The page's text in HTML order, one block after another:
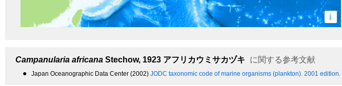
i
Campanularia africana Stechow, 1923 アフリカウミサカヅキ に関する参考文献
● Japan Oceanographic Data Center (2002) JODC taxonomic code of marine organisms (plankton). 2001 edition.